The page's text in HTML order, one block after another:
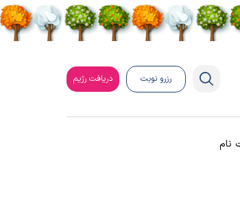
رزرو نوبت دریافت رژیم
نام